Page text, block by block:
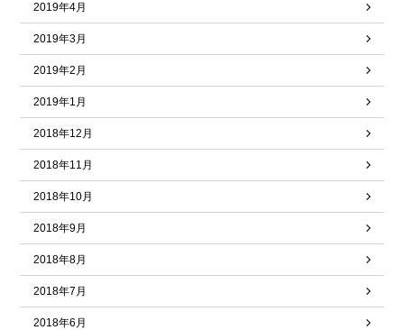
2019年4月
2019年3月
2019年2月
2019年1月
2018年12月
2018年11月
2018年10月
2018年9月
2018年8月
2018年7月
2018年6月